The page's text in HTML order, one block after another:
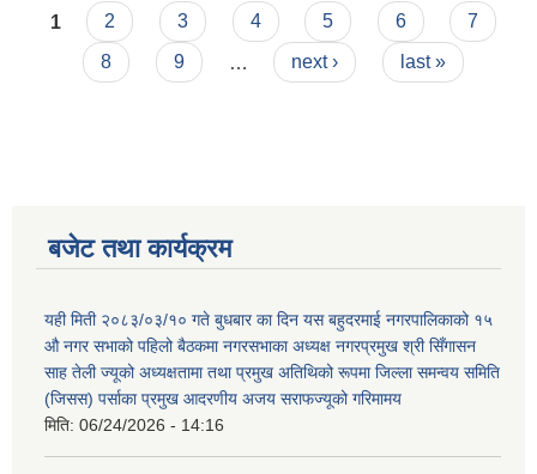
Pages
1 2 3 4 5 6
7
8
9 next › last »
बजेट तथा कार्यक्रम
यही मिती २०८३/०३/१० गते बुधबार का दिन यस बहुदरमाई नगरपालिकाको १५
औ नगर सभाको पहिलो बैठकमा नगरसभाका अध्यक्ष नगरप्रमुख श्री सिँगासन
साह तेली ज्यूको अध्यक्षतामा तथा प्रमुख अतिथिको रूपमा जिल्ला समन्वय समिति
(जिसस) पर्साका प्रमुख आदरणीय अजय सराफज्यूको गरिमामय
मिति: 06/24/2026 - 14:16